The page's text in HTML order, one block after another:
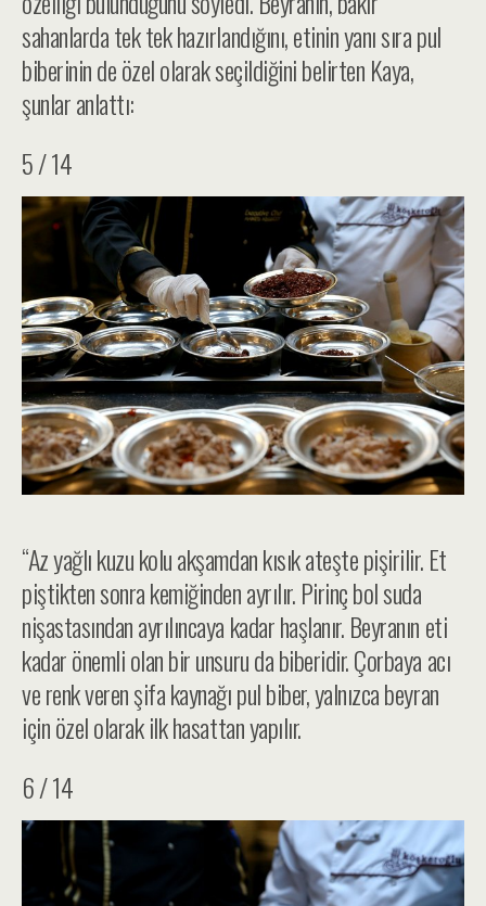
sahanlarda tek tek hazırlandığını, etinin yanı sıra pul
biberinin de özel olarak seçildiğini belirten Kaya,
şunlar anlattı:
5 / 14
“Az yağlı kuzu kolu akşamdan kısık ateşte pişirilir. Et
piştikten sonra kemiğinden ayrılır. Pirinç bol suda
nişastasından ayrılıncaya kadar haşlanır. Beyranın eti
kadar önemli olan bir unsuru da biberidir. Çorbaya acı
ve renk veren şifa kaynağı pul biber, yalnızca beyran
için özel olarak ilk hasattan yapılır.
6 / 14